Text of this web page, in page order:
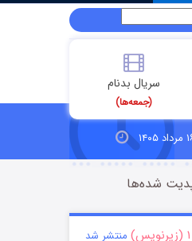
سریال بدنام
(جمعه‌ها)
شده‌ها
۱ (زیرنویس) منتشر شد